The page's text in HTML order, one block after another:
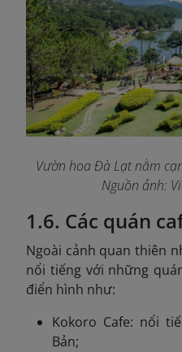
Vườn hoa Đà Lạt nằm
Nguồn ảnh:
1.6. Các quán
Ngoài cảnh quan thiên
nổi tiếng với những
điển hình như:
Kokoro Cafe: nổi
Bản;